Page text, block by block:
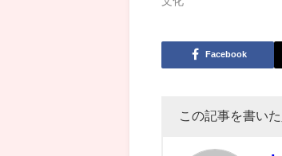
Facebook
この記事を書いた